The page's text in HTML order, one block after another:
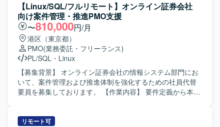
【Linux/SQL/フルリモート】オンライン証券会社
向け案件管理・推進PMO支援
〜810,000円/月
港区（東京都）
PMO(業務委託・フリーランス)
PL/SQL ・ Linux
【募集背景】 オンライン証券会社の情報システム部門にお
いて、案件管理および推進体制を強化するための社員代替
要員を募集しております。 【作業内容】 要件定義から本番
プロジェクト計画書を作成していただきます。設計からテ
リモート可